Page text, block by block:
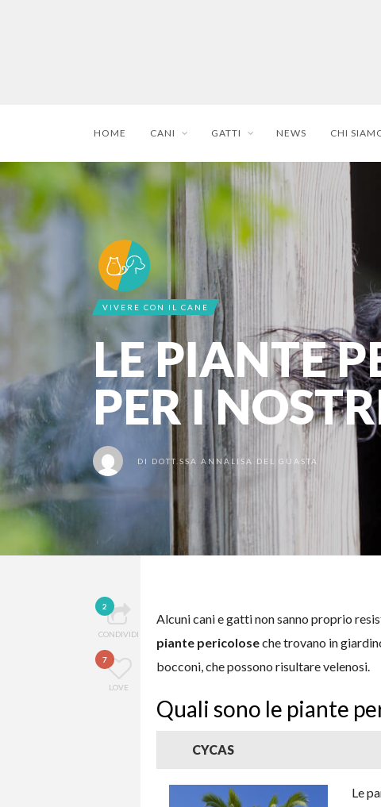
HOME CANI GATTI NEWS CHI
VIVERE CON IL CANE
LE PIANTE
PER I
DI DOTT.SSA ANNALISA DEL GUASTA
2
CONDIVIDI
7
LOVE
Alcuni cani e gatti non sanno proprio
piante pericoloseche trovano in
bocconi, che possono risultare velenosi.
Quali sono le piante
CYCAS
Le